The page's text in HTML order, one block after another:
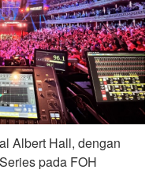
Albert Hall, dengan
pada FOH